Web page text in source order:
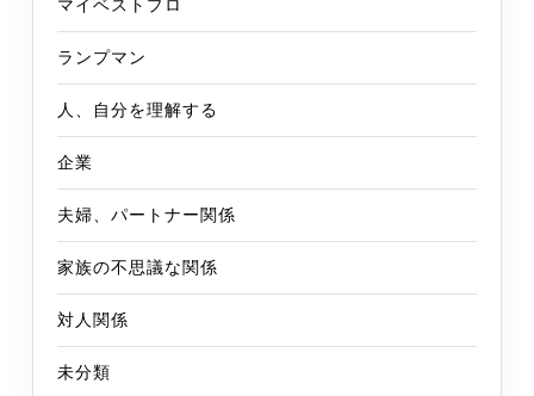
マイベストプロ
ランプマン
人、自分を理解する
企業
夫婦、パートナー関係
家族の不思議な関係
対人関係
未分類